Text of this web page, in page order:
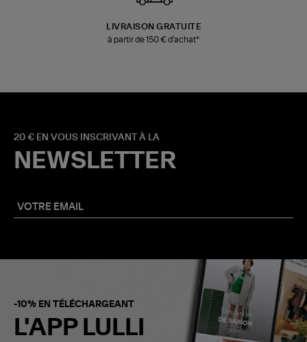
LIVRAISON GRATUITE
à partir de 150 € d'achat*
20 € EN VOUS INSCRIVANT À LA
NEWSLETTER
-10% EN TÉLÉCHARGEANT
L'APP LULLI